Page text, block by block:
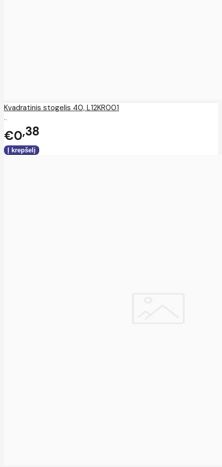
Kvadratinis stogelis 40, L12KR001
..
€0 38